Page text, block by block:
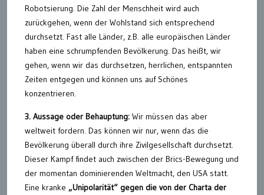
Robotsierung. Die Zahl der Menschheit wird auch
zurückgehen, wenn der Wohlstand sich entsprechend
durchsetzt. Fast alle Länder, z.B. alle europäischen Länder
haben eine schrumpfenden Bevölkerung. Das heißt, wir
gehen, wenn wir das durchsetzen, herrlichen, entspannten
Zeiten entgegen und können uns auf Schönes
konzentrieren.
3. Aussage oder Behauptung: Wir müssen das aber
weltweit fordern. Das können wir nur, wenn das die
Bevölkerung überall durch ihre Zivilgesellschaft durchsetzt.
Dieser Kampf findet auch zwischen der Brics-Bewegung und
der momentan dominierenden Weltmacht, den USA statt.
Eine kranke „Unipolarität“ gegen die von der Charta der